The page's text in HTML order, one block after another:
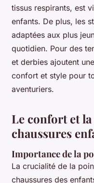
tissus respirants, est
enfants. De plus, les
adaptées aux plus
quotidien. Pour des
et derbies ajoutent
confort et style pour
aventuriers.
Le confort et
chaussures
Importance de la
La crucialité de la
chaussures des